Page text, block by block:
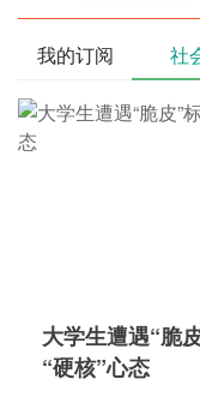
我的订阅 社
大学生遭遇“脆
“硬核”心态